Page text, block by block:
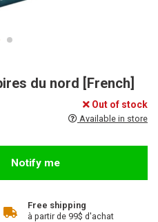
du nord [French]
Out of stock
Available in store
Notify me
Free shipping
à partir de 99$ d'achat